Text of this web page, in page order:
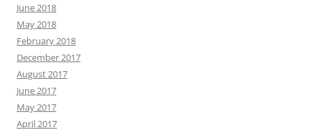
June 2018
May 2018
February 2018
December 2017
August 2017
June 2017
May 2017
April 2017